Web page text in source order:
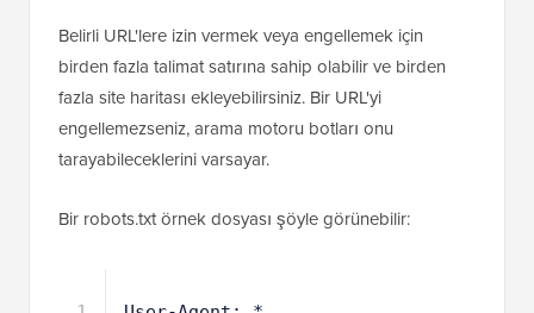
Belirli URL'lere izin vermek veya engellemek için
birden fazla talimat satırına sahip olabilir ve birden
fazla site haritası ekleyebilirsiniz. Bir URL'yi
engellemezseniz, arama motoru botları onu